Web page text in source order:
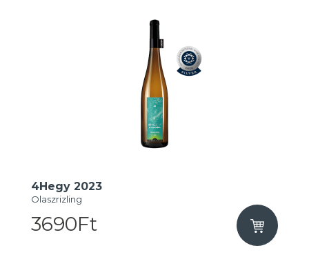
4Hegy 2023
Olaszrizling
3690Ft